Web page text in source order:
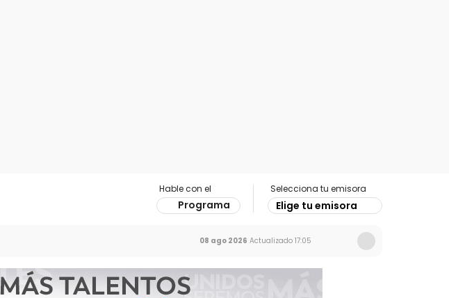
Hable con el
Programa
Selecciona tu emisora
Elige tu emisora
08 ago 2026 Actualizado 17:05